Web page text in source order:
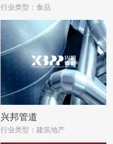
行业类型：食品
兴邦管道
行业类型：建筑地产